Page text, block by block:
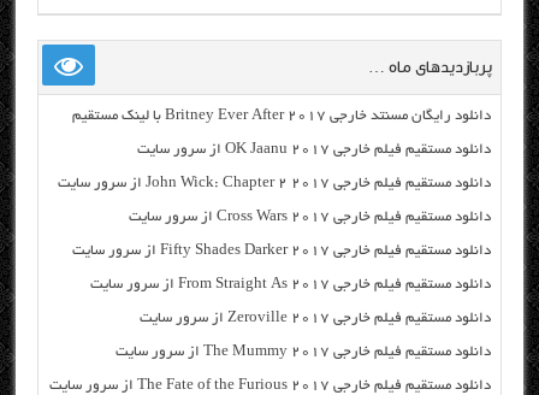
پربازدیدهای ماه …
دانلود رایگان مسنتد خارجی Britney Ever After 2017 با لینک مستقیم
دانلود مستقیم فیلم خارجی OK Jaanu 2017 از سرور سایت
دانلود مستقیم فیلم خارجی John Wick: Chapter 2 2017 از سرور سایت
دانلود مستقیم فیلم خارجی Cross Wars 2017 از سرور سایت
دانلود مستقیم فیلم خارجی Fifty Shades Darker 2017 از سرور سایت
دانلود مستقیم فیلم خارجی From Straight As 2017 از سرور سایت
دانلود مستقیم فیلم خارجی Zeroville 2017 از سرور سایت
دانلود مستقیم فیلم خارجی The Mummy 2017 از سرور سایت
دانلود مستقیم فیلم خارجی The Fate of the Furious 2017 از سرور سایت